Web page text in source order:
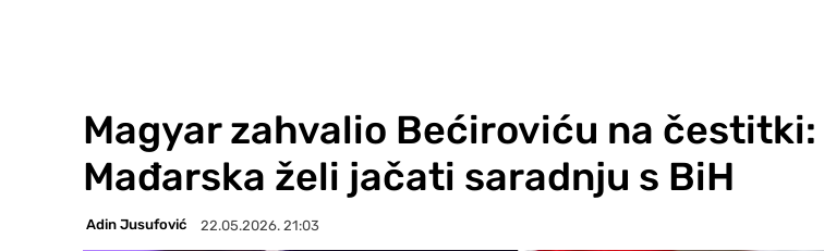
Magyar zahvalio Bećiroviću na čestitki:
Mađarska želi jačati saradnju s BiH
Adin Jusufović 22.05.2026. 21:03